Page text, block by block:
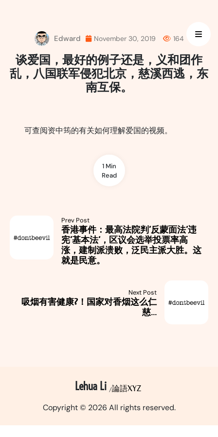
Edward November 30, 2019 164
谈爱国，最好的例子还是，义和团作
乱，八国联军侵犯北京，慈溪西逃，东
南互保。
1 Min
Read
可查阅资中筠的有关如何理解爱国的视频。
Prev Post
香港事件：最高法院判‘反蒙面法’违
宪‘基本法’，区议会选举投票率高
涨，建制派溃败，泛民主派大胜。这
就是民意。
Next Post
吸烟有害健康?！国家对香烟这么仁
慈...
Lehua Li 論語XYZ
Copyright © 2026 All rights reserved.